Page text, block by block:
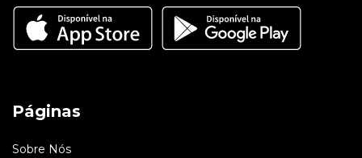
Páginas
Sobre Nós